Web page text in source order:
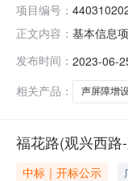
项目编号：
正文内容： 基本信息
单位：发
发布时间： 2023-06-
相关产品：
声屏障增
福花路(观兴西
中标｜开标公示